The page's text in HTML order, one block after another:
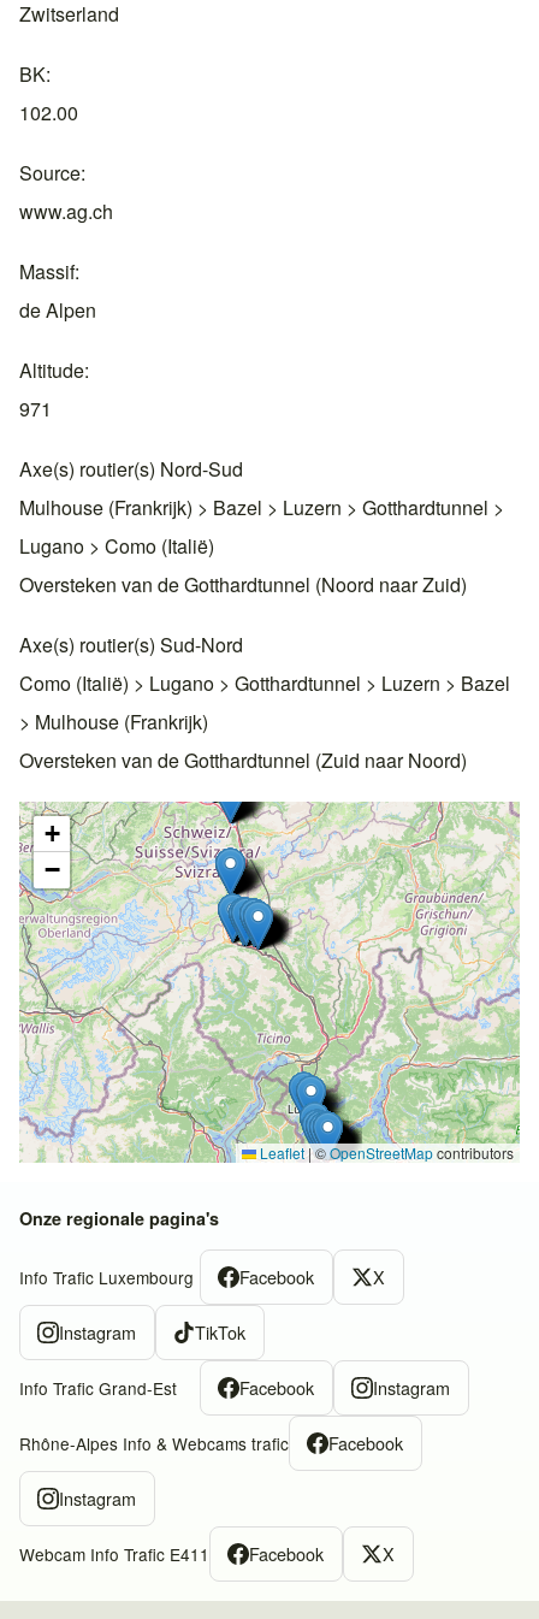
Zwitserland
BK
102.00
Source
www.ag.ch
Massif
de Alpen
Altitude
971
Axe(s) routier(s) Nord-Sud
Mulhouse (Frankrijk) > Bazel > Luzern > Gotthardtunnel >
Lugano > Como (Italië)
Oversteken van de Gotthardtunnel (Noord naar Zuid)
Axe(s) routier(s) Sud-Nord
Como (Italië) > Lugano > Gotthardtunnel > Luzern > Bazel
> Mulhouse (Frankrijk)
Oversteken van de Gotthardtunnel (Zuid naar Noord)
+
−
Leaflet |©OpenStreetMapcontributors
Onze regionale pagina's
Info Trafic Luxembourg Facebook X
Instagram TikTok
Info Trafic Grand-Est Facebook Instagram
Rhône-Alpes Info & Webcams trafic Facebook
Instagram
Webcam Info Trafic E411 Facebook X